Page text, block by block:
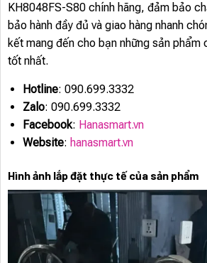
KH8048FS-S80 chính hãng, đảm bảo
bảo hành đầy đủ và giao hàng nhanh
kết mang đến cho bạn những sản phẩm
tốt nhất.
Hotline: 090.699.3332
Zalo: 090.699.3332
Facebook: Hanasmart.vn
Website: hanasmart.vn
Hình ảnh lắp đặt thực tế của sản phẩm